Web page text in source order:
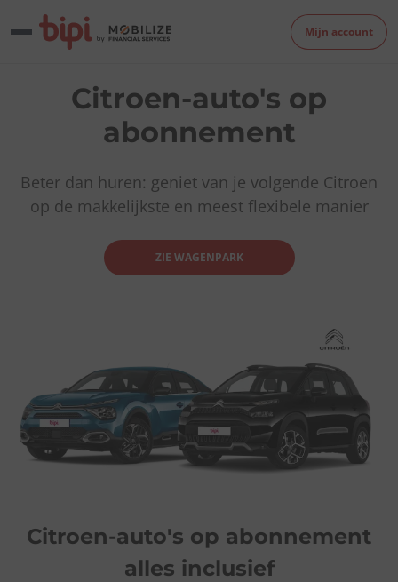
Mijn account
Citroen-auto's op
abonnement
Beter dan huren: geniet van je volgende Citroen
op de makkelijkste en meest flexibele manier
ZIE WAGENPARK
Citroen-auto's op abonnement
alles inclusief